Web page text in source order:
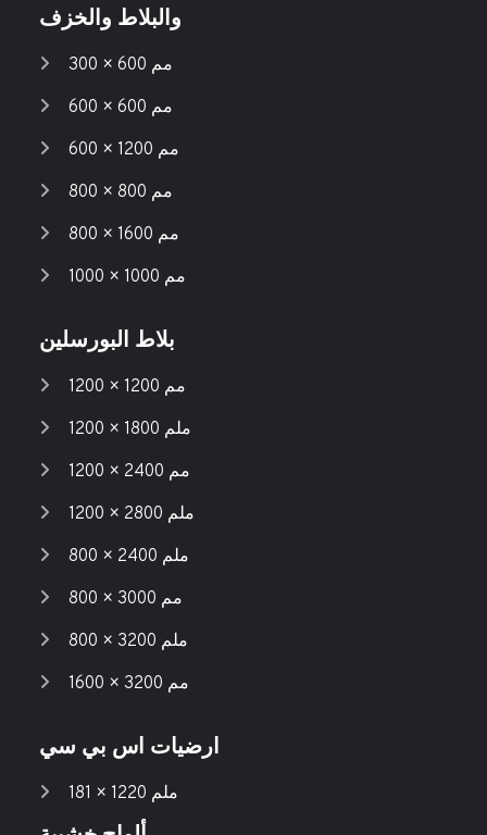
والبلاط والخزف
300 × 600 مم
600 × 600 مم
600 × 1200 مم
800 × 800 مم
800 × 1600 مم
1000 × 1000 مم
بلاط البورسلين
1200 × 1200 مم
1200 × 1800 ملم
1200 × 2400 مم
1200 × 2800 ملم
800 × 2400 ملم
800 × 3000 مم
800 × 3200 ملم
1600 × 3200 مم
ارضيات اس بي سي
181 × 1220 ملم